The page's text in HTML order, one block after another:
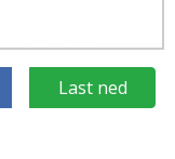
Last ned